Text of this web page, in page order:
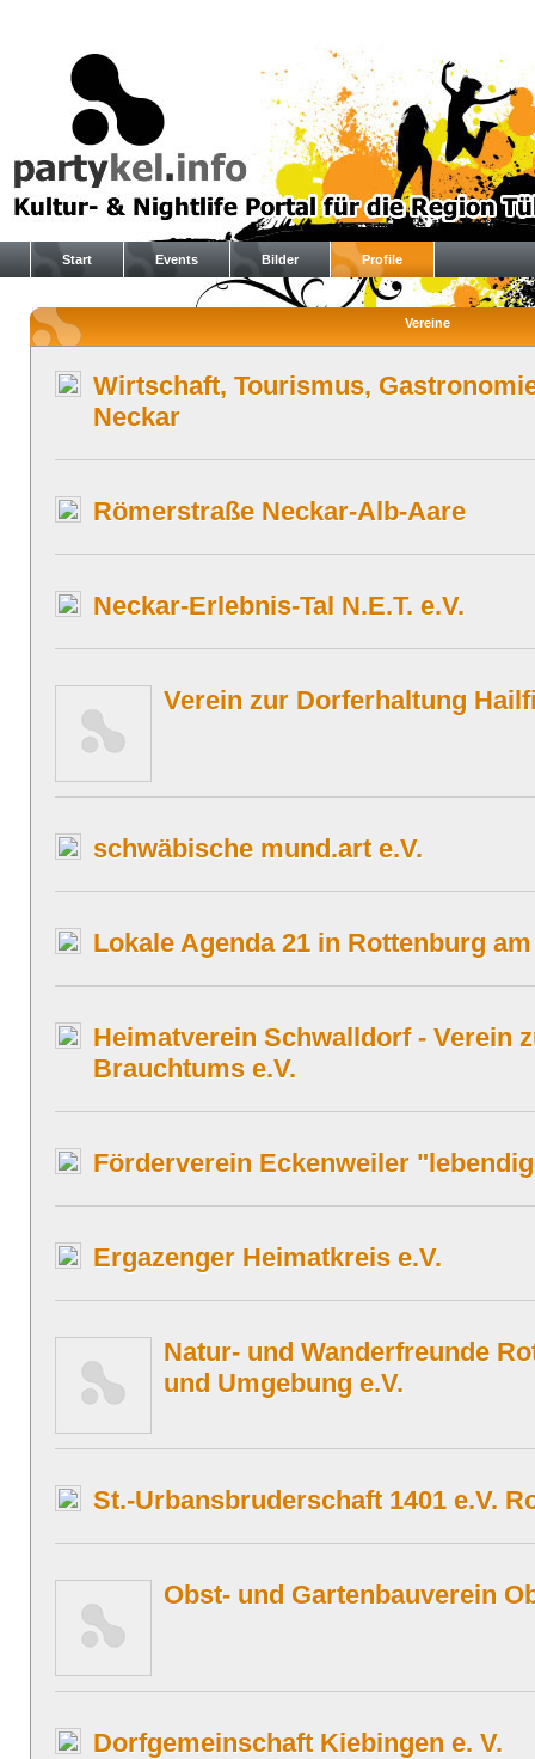
Start Events Bilder Profile
Vereine
Wirtschaft, Tourismus,
Neckar
Römerstraße Neckar-Alb-Aare
Neckar-Erlebnis-Tal N.E.T. e.V.
Verein zur Dorferhaltung
schwäbische mund.art e.V.
Lokale Agenda 21 in Rottenburg
Heimatverein Schwalldorf - Verein
Brauchtums e.V.
Förderverein Eckenweiler
Ergazenger Heimatkreis e.V.
Natur- und Wanderfreunde
und Umgebung e.V.
St.-Urbansbruderschaft 1401 e.V.
Obst- und Gartenbauverein
Dorfgemeinschaft Kiebingen e. V.